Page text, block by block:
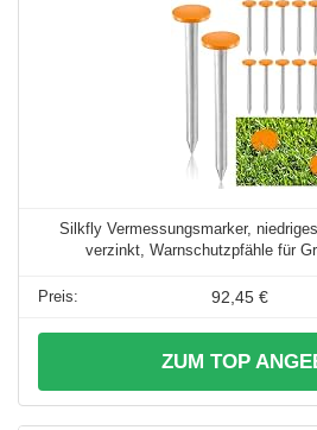
Silkfly Vermessungsmarker,
verzinkt, Warnschutzpfähle für
92,45 €
ZUM TOP